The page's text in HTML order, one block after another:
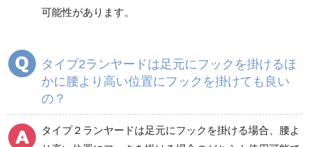
可能性があります。
タイプ2ランヤードは足元にフックを掛けるほ
かに腰より高い位置にフックを掛けても良い
の？
タイプ２ランヤードは足元にフックを掛ける場合、腰よ